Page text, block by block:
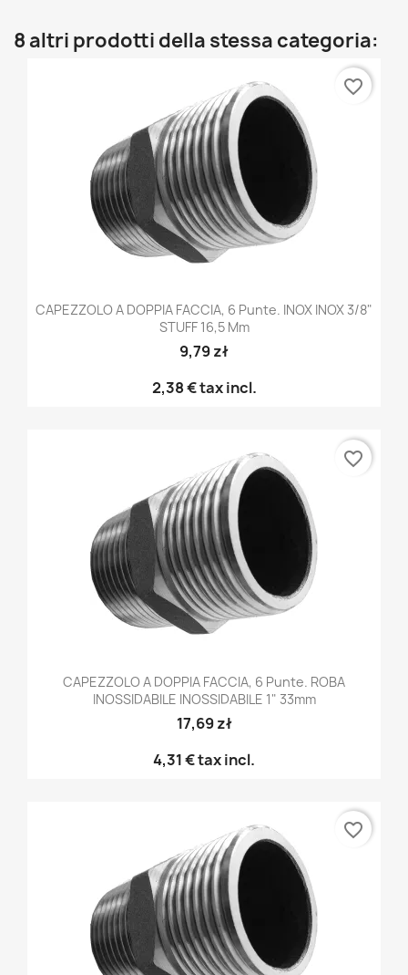
8 altri prodotti della stessa categoria:
CAPEZZOLO A DOPPIA FACCIA, 6 Punte. INOX INOX 3/8"
STUFF 16,5 Mm
9,79 zł
2,38 €tax incl.
favorite_border
CAPEZZOLO A DOPPIA FACCIA, 6 Punte. ROBA
INOSSIDABILE INOSSIDABILE 1" 33mm
17,69 zł
4,31 €tax incl.
favorite_border
favorite_border